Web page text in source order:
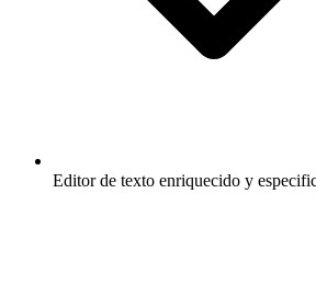
Editor de texto enriquecido y